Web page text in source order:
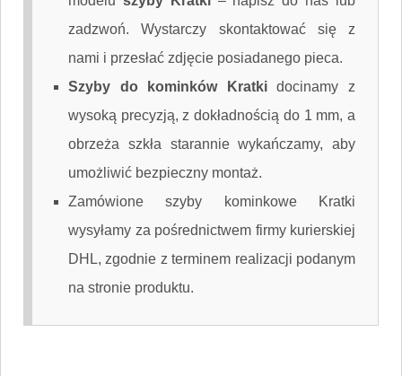
zadzwoń. Wystarczy skontaktować się z
nami i przesłać zdjęcie posiadanego pieca.
Szyby do kominków Kratkidocinamy z
wysoką precyzją, z dokładnością do 1 mm, a
obrzeża szkła starannie wykańczamy, aby
umożliwić bezpieczny montaż.
Zamówione szyby kominkowe Kratki
wysyłamy za pośrednictwem firmy kurierskiej
DHL, zgodnie z terminem realizacji podanym
na stronie produktu.